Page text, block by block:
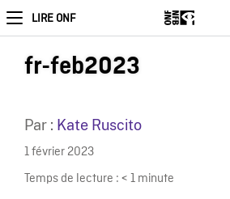
LIRE ONF
fr-feb2023
Par : Kate Ruscito
1 février 2023
Temps de lecture : < 1 minute